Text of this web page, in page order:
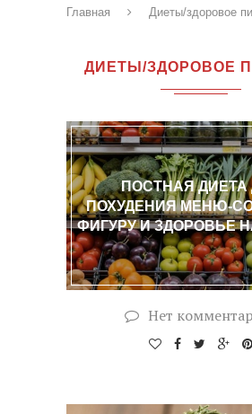
Главная Диеты/здоровое
ДИЕТЫ/ЗДОРОВОЕ
ПОСТНАЯ ДИЕТА
ПОХУДЕНИЯ МЕНЮ-
ФИГУРУ И ЗДОРОВЬЕ
Нет